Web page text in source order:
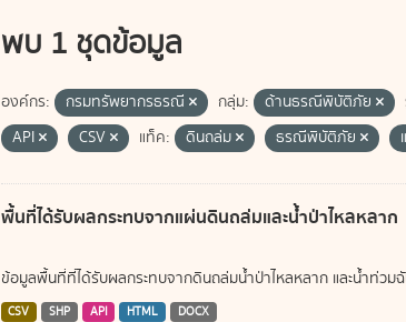
พบ 1 ชุดข้อมูล
องค์กร: กรมทรัพยากรธรณี กลุ่ม: ด้านธรณีพิบัติภัย
API
CSV แท็ค: ดินถล่ม ธรณีพิบัติภัย
พื้นที่ได้รับผลกระทบจากแผ่นดินถล่มและน้ำป่าไหลหลาก
ข้อมูลพื้นที่ที่ได้รับผลกระทบจากดินถล่มน้ำป่าไหลหลาก และน้ำท่วม
CSV SHP API HTML DOCX